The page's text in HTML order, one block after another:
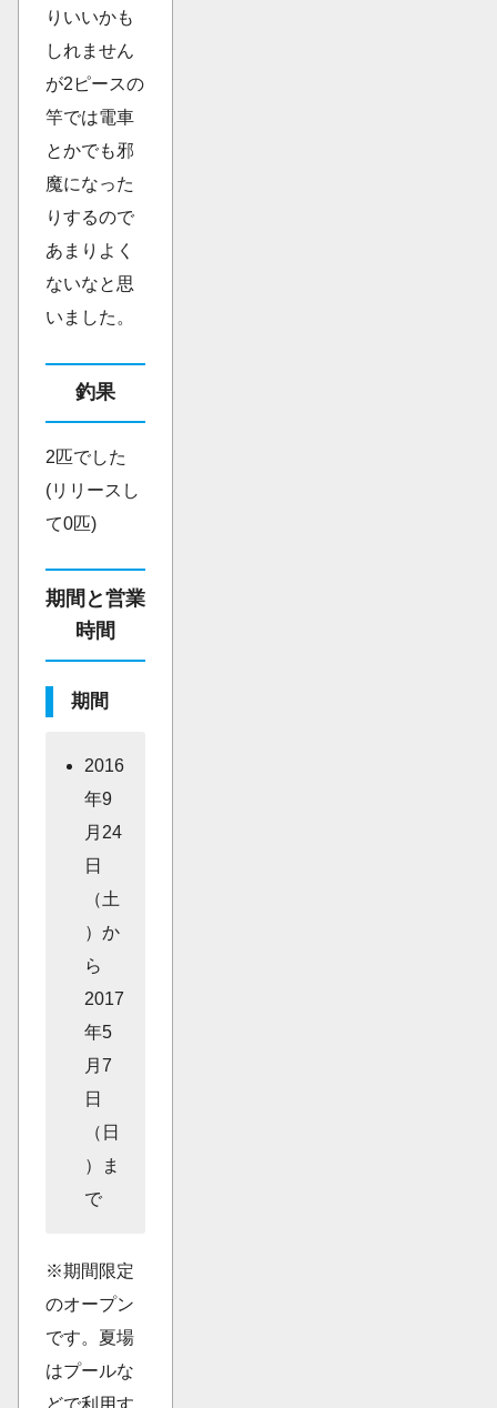
りいいかも
しれません
が2ピースの
竿では電車
とかでも邪
魔になった
りするので
あまりよく
ないなと思
いました。
釣果
2匹でした
(リリースし
て0匹)
期間と営業
時間
期間
2016
年9
月24
日
（土
）か
ら
2017
年5
月7
日
（日
）ま
で
※期間限定
のオープン
です。夏場
はプールな
どで利用す